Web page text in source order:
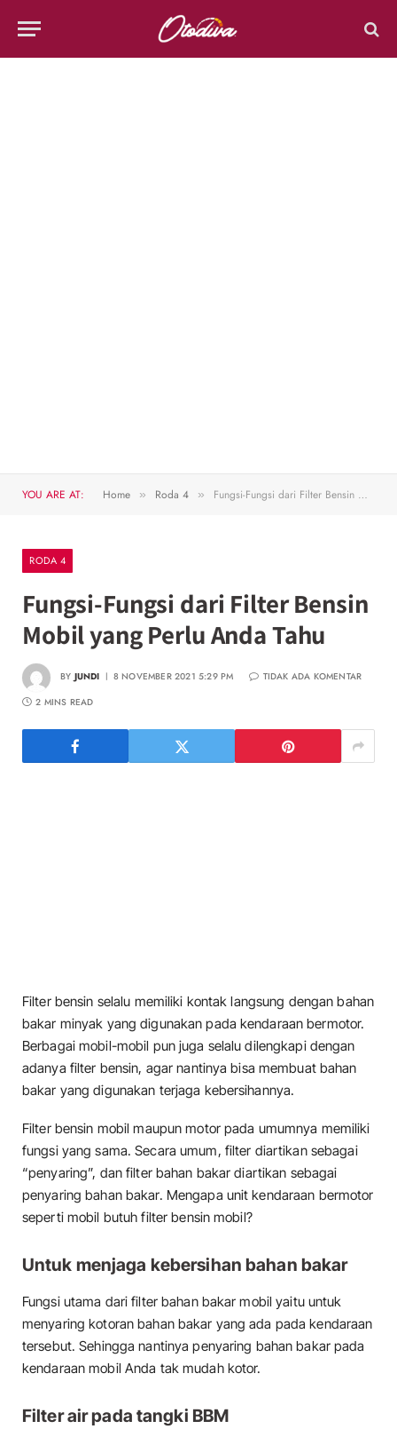
YOU ARE AT: Home » Roda 4 » Fungsi-Fungsi dari Filter Bensin Mobil yang Perlu Anda Tahu
RODA 4
Fungsi-Fungsi dari Filter Bensin
Mobil yang Perlu Anda Tahu
BY JUNDI 8 NOVEMBER 2021 5:29 PM
TIDAK ADA KOMENTAR
2 MINS READ
Filter bensin selalu memiliki kontak langsung dengan bahan
bakar minyak yang digunakan pada kendaraan bermotor.
Berbagai mobil-mobil pun juga selalu dilengkapi dengan
adanya filter bensin, agar nantinya bisa membuat bahan
bakar yang digunakan terjaga kebersihannya.
Filter bensin mobil maupun motor pada umumnya memiliki
fungsi yang sama. Secara umum, filter diartikan sebagai
“penyaring”, dan filter bahan bakar diartikan sebagai
penyaring bahan bakar. Mengapa unit kendaraan bermotor
seperti mobil butuh filter bensin mobil?
Untuk menjaga kebersihan bahan bakar
Fungsi utama dari filter bahan bakar mobil yaitu untuk
menyaring kotoran bahan bakar yang ada pada kendaraan
tersebut. Sehingga nantinya penyaring bahan bakar pada
kendaraan mobil Anda tak mudah kotor.
Filter air pada tangki BBM